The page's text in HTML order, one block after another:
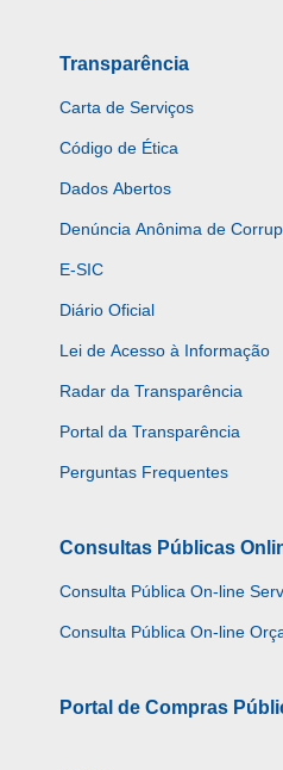
Transparência
Carta de Serviços
Código de Ética
Dados Abertos
Denúncia Anônima de
E-SIC
Diário Oficial
Lei de Acesso à Informação
Radar da Transparência
Portal da Transparência
Perguntas Frequentes
Consultas Públicas
Consulta Pública On-line
Consulta Pública On-line
Portal de Compras